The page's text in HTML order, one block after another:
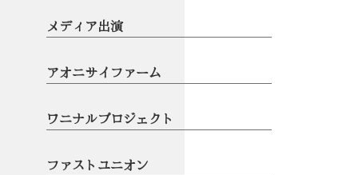
メディア出演
アオニサイファーム
ワニナルプロジェクト
ファストユニオン